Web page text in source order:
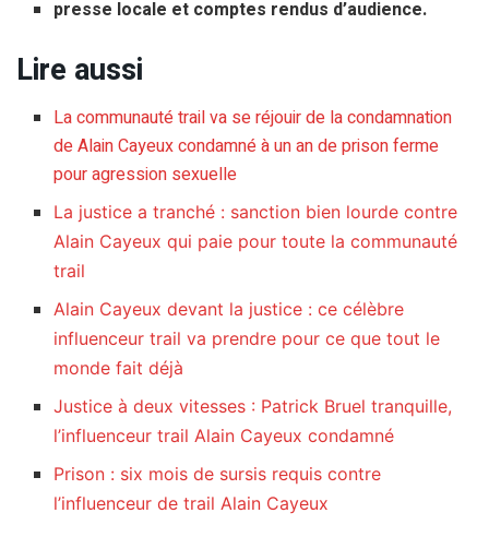
presse locale et comptes rendus d’audience.
Lire aussi
La communauté trail va se réjouir de la condamnation
de Alain Cayeux condamné à un an de prison ferme
pour agression sexuelle
La justice a tranché : sanction bien lourde contre
Alain Cayeux qui paie pour toute la communauté
trail
Alain Cayeux devant la justice : ce célèbre
influenceur trail va prendre pour ce que tout le
monde fait déjà
Justice à deux vitesses : Patrick Bruel tranquille,
l’influenceur trail Alain Cayeux condamné
Prison : six mois de sursis requis contre
l’influenceur de trail Alain Cayeux